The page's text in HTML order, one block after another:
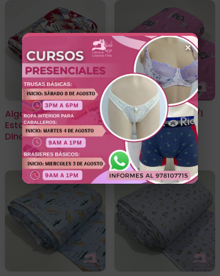
Algodón Jersey 30/1
Estampado Diseño
Dinosaurio Roarr
Algodón Jersey 30/1
Estampado Diseño
Sleepy
×